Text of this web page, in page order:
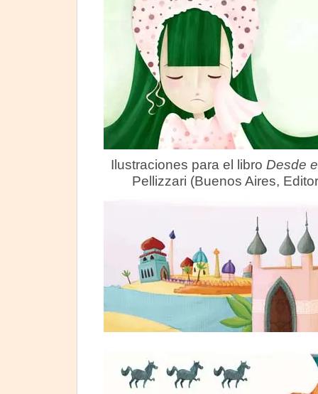
Ilustraciones para el libro Desde
Pellizzari (Buenos Aires,